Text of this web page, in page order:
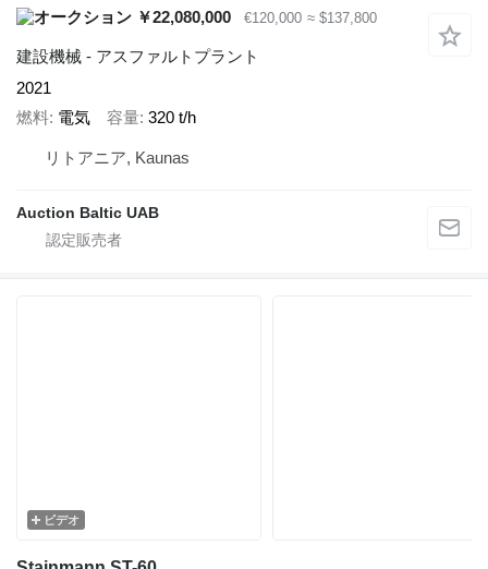
￥22,080,000
€120,000 ≈ $137,800
建設機械 - アスファルトプラント
2021
燃料 電気 容量 320 t/h
リトアニア, Kaunas
Auction Baltic UAB
ビデオ